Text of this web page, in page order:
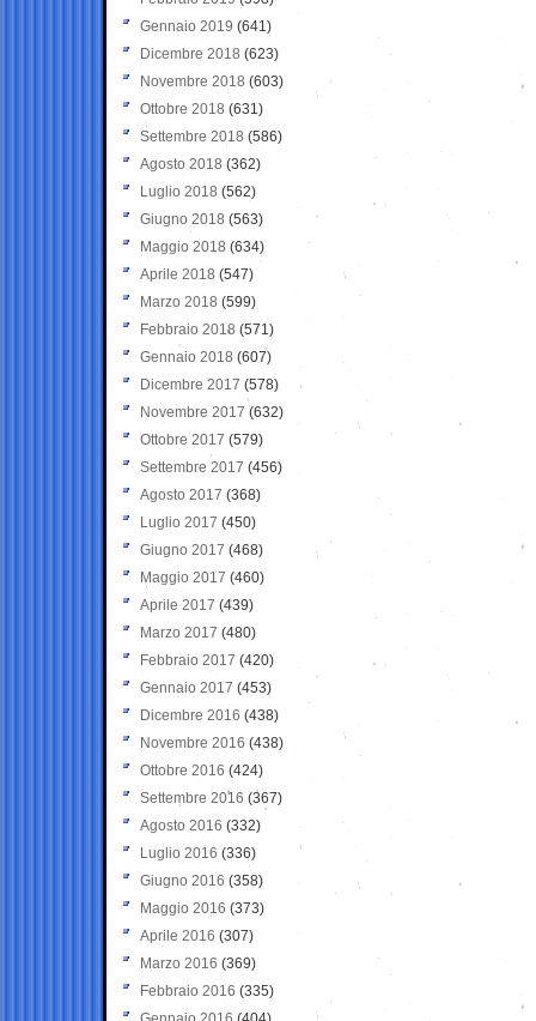
Gennaio 2019 (641)
Dicembre 2018 (623)
Novembre 2018 (603)
Ottobre 2018 (631)
Settembre 2018 (586)
Agosto 2018 (362)
Luglio 2018 (562)
Giugno 2018 (563)
Maggio 2018 (634)
Aprile 2018 (547)
Marzo 2018 (599)
Febbraio 2018 (571)
Gennaio 2018 (607)
Dicembre 2017 (578)
Novembre 2017 (632)
Ottobre 2017 (579)
Settembre 2017 (456)
Agosto 2017 (368)
Luglio 2017 (450)
Giugno 2017 (468)
Maggio 2017 (460)
Aprile 2017 (439)
Marzo 2017 (480)
Febbraio 2017 (420)
Gennaio 2017 (453)
Dicembre 2016 (438)
Novembre 2016 (438)
Ottobre 2016 (424)
Settembre 2016 (367)
Agosto 2016 (332)
Luglio 2016 (336)
Giugno 2016 (358)
Maggio 2016 (373)
Aprile 2016 (307)
Marzo 2016 (369)
Febbraio 2016 (335)